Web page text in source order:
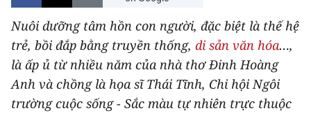
XÃ HỘI
PHÁP LUẬT
DU LỊCH
Nuôi dưỡng tâm hồn con người, đặc biệt là thế hệ
trẻ, bồi đắp bằng truyền thống, di sản văn hóa…,
là ấp ủ từ nhiều năm của nhà thơ Đinh Hoàng
Anh và chồng là họa sĩ Thái Tĩnh, Chi hội Ngôi
trường cuộc sống - Sắc màu tự nhiên trực thuộc